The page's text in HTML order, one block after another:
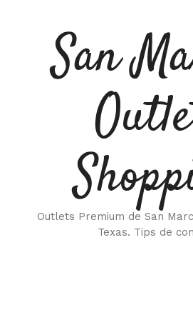
contenidoSan
Outlets Premium de San
Texas. Tips de